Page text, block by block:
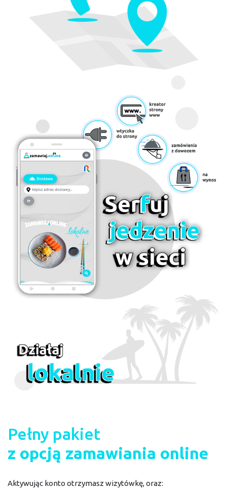
Pełny pakiet
z opcją zamawiania online
Aktywując konto otrzymasz wizytówkę, oraz: